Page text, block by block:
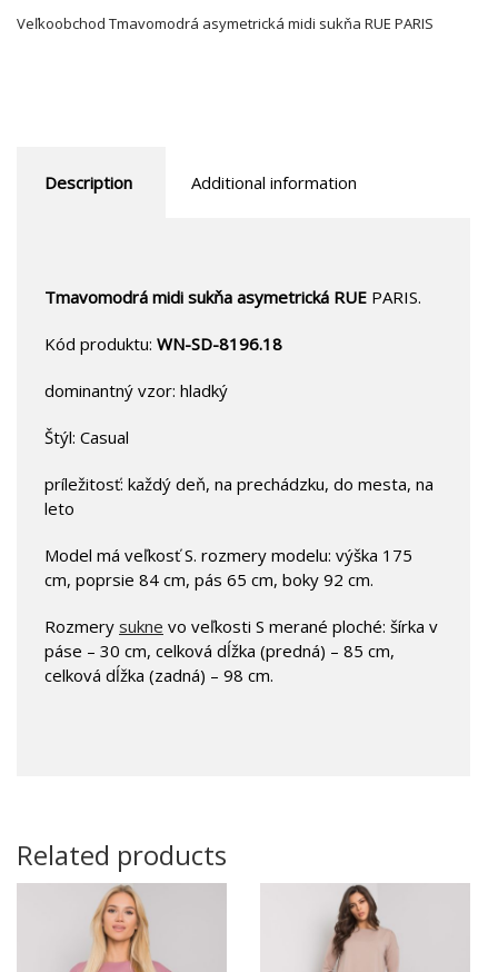
Veľkoobchod Tmavomodrá asymetrická midi sukňa RUE PARIS
Description Additional information
Tmavomodrá midi sukňa asymetrická RUE PARIS.
Kód produktu: WN-SD-8196.18
dominantný vzor: hladký
Štýl: Casual
príležitosť: každý deň, na prechádzku, do mesta, na
leto
Model má veľkosť S. rozmery modelu: výška 175
cm, poprsie 84 cm, pás 65 cm, boky 92 cm.
Rozmery sukne vo veľkosti S merané ploché: šírka v
páse – 30 cm, celková dĺžka (predná) – 85 cm,
celková dĺžka (zadná) – 98 cm.
Related products